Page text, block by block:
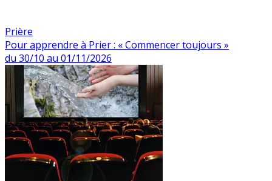
Prière
Pour apprendre à Prier : « Commencer toujours »
du 30/10 au 01/11/2026